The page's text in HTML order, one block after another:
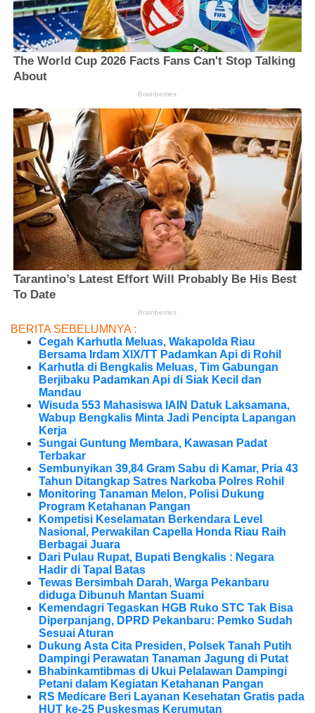
BERITA SEBELUMNYA :
Cegah Karhutla Meluas, Wakapolda Riau
Bersama Irdam XIX/TT Padamkan Api di Rohil
Karhutla di Bengkalis Meluas, Tim Gabungan
Berjibaku Padamkan Api di Siak Kecil dan
Mandau
Wisuda 553 Mahasiswa IAIN Datuk Laksamana,
Wabup Bengkalis Minta Jadi Pencipta Lapangan
Kerja
Sungai Guntung Membara, Kawasan Padat
Terbakar
Sembunyikan 39,84 Gram Sabu di Kamar, Pria 43
Tahun Ditangkap Satres Narkoba Polres Rohil
Monitoring Tanaman Melon, Polisi Dukung
Program Ketahanan Pangan
Kompetisi Keselamatan Berkendara Level
Nasional, Perwakilan Capella Honda Riau Raih
Berbagai Juara
Dari Pulau Rupat, Bupati Bengkalis : Negara
Hadir di Tapal Batas
Tewas Bersimbah Darah, Warga Pekanbaru
diduga Dibunuh Mantan Suami
Kemendagri Tegaskan HGB Ruko STC Tak Bisa
Diperpanjang, DPRD Pekanbaru: Pemko Sudah
Sesuai Aturan
Dukung Asta Cita Presiden, Polsek Tanah Putih
Dampingi Perawatan Tanaman Jagung di Putat
Bhabinkamtibmas di Ukui Pelalawan Dampingi
Petani dalam Kegiatan Ketahanan Pangan
RS Medicare Beri Layanan Kesehatan Gratis pada
HUT ke-25 Puskesmas Kerumutan